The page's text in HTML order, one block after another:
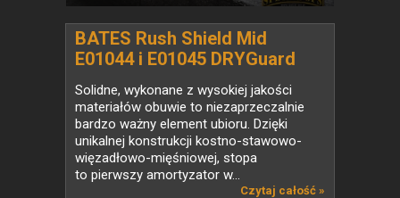
BATES Rush Shield Mid
E01044 i E01045 DRYGuard
Solidne, wykonane z wysokiej jakości
materiałów obuwie to niezaprzeczalnie
bardzo ważny element ubioru. Dzięki
unikalnej konstrukcji kostno-stawowo-
więzadłowo-mięśniowej, stopa
to pierwszy amortyzator w...
Czytaj całość »